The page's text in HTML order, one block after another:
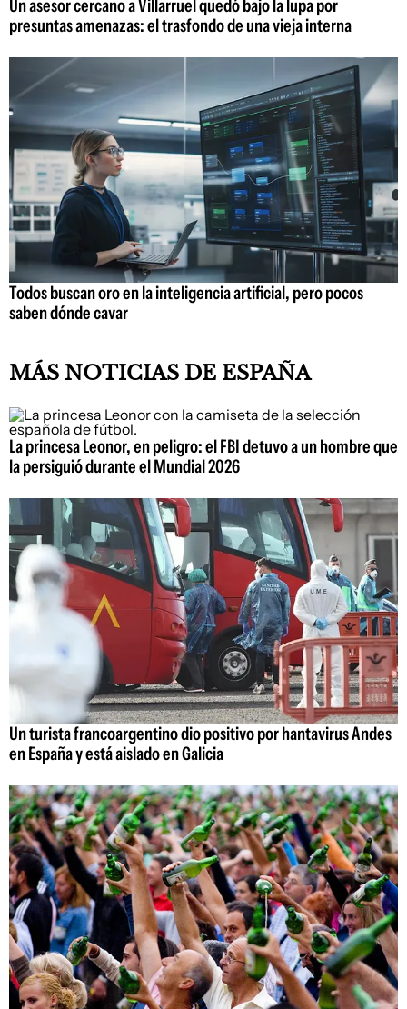
Un asesor cercano a Villarruel quedó bajo la lupa por
presuntas amenazas: el trasfondo de una vieja interna
Todos buscan oro en la inteligencia artificial, pero pocos
saben dónde cavar
MÁS NOTICIAS DE ESPAÑA
La princesa Leonor, en peligro: el FBI detuvo a un hombre que
la persiguió durante el Mundial 2026
Un turista francoargentino dio positivo por hantavirus Andes
en España y está aislado en Galicia